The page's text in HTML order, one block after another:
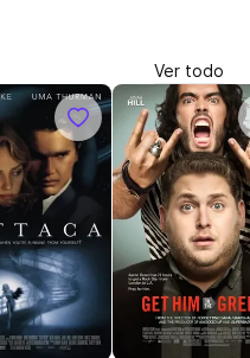
Ver todo